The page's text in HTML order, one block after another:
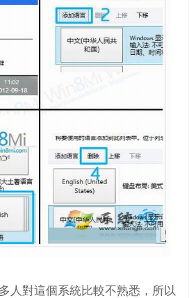
對這個系統比較不熟悉，所以